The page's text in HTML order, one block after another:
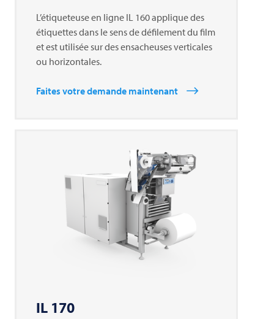
L’étiqueteuse en ligne IL 160 applique des
étiquettes dans le sens de défilement du film
et est utilisée sur des ensacheuses verticales
ou horizontales.
Faites votre demande maintenant
IL 170